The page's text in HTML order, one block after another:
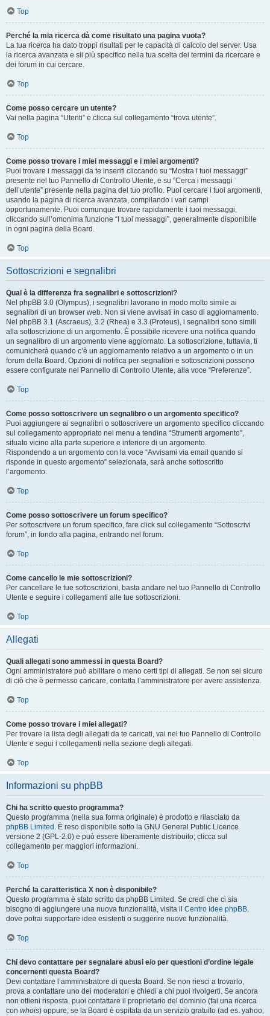
Top
Perché la mia ricerca dà come risultato una pagina vuota?
La tua ricerca ha dato troppi risultati per le capacità di calcolo del server. Usa
la ricerca avanzata e sii più specifico nella tua scelta dei termini da ricercare e
dei forum in cui cercare.
Top
Come posso cercare un utente?
Vai nella pagina “Utenti” e clicca sul collegamento “trova utente”.
Top
Come posso trovare i miei messaggi e i miei argomenti?
Puoi trovare i messaggi da te inseriti cliccando su “Mostra i tuoi messaggi”
presente nel tuo Pannello di Controllo Utente, e su “Cerca i messaggi
dell’utente” presente nella pagina del tuo profilo. Puoi cercare i tuoi argomenti,
usando la pagina di ricerca avanzata, compilando i vari campi
opportunamente. Puoi comunque trovare rapidamente i tuoi messaggi,
cliccando sull’omonima funzione “I tuoi messaggi”, generalmente disponibile
in ogni pagina della Board.
Top
Sottoscrizioni e segnalibri
Qual è la differenza fra segnalibri e sottoscrizioni?
Nel phpBB 3.0 (Olympus), i segnalibri lavorano in modo molto simile ai
segnalibri di un browser web. Non si viene avvisati in caso di aggiornamento.
Nel phpBB 3.1 (Ascraeus), 3.2 (Rhea) e 3.3 (Proteus), i segnalibri sono simili
alla sottoscrizione di un argomento. È possibile ricevere una notifica quando
un segnalibro di un argomento viene aggiornato. La sottoscrizione, tuttavia, ti
comunicherà quando c’è un aggiornamento relativo a un argomento o in un
forum della Board. Opzioni di notifica per segnalibri e sottoscrizioni possono
essere configurate nel Pannello di Controllo Utente, alla voce “Preferenze”.
Top
Come posso sottoscrivere un segnalibro o un argomento specifico?
Puoi aggiungere ai segnalibri o sottoscrivere un argomento specifico cliccando
sul collegamento appropriato nel menu a tendina “Strumenti argomento”,
situato vicino alla parte superiore e inferiore di un argomento.
Rispondendo a un argomento con la voce “Avvisami via email quando si
risponde in questo argomento” selezionata, sarà anche sottoscritto
l’argomento.
Top
Come posso sottoscrivere un forum specifico?
Per sottoscrivere un forum specifico, fare click sul collegamento “Sottoscrivi
forum”, in fondo alla pagina, entrando nel forum.
Top
Come cancello le mie sottoscrizioni?
Per cancellare le tue sottoscrizioni, basta andare nel tuo Pannello di Controllo
Utente e seguire i collegamenti alle tue sottoscrizioni.
Top
Allegati
Quali allegati sono ammessi in questa Board?
Ogni amministratore può abilitare o meno certi tipi di allegati. Se non sei sicuro
di ciò che è permesso caricare, contatta l’amministratore per avere assistenza.
Top
Come posso trovare i miei allegati?
Per trovare la lista degli allegati da te caricati, vai nel tuo Pannello di Controllo
Utente e segui i collegamenti nella sezione degli allegati.
Top
Informazioni su phpBB
Chi ha scritto questo programma?
Questo programma (nella sua forma originale) è prodotto e rilasciato da
phpBB Limited . È reso disponibile sotto la GNU General Public Licence
versione 2 (GPL-2.0) e può essere liberamente distribuito; clicca sul
collegamento per maggiori informazioni.
Top
Perché la caratteristica X non è disponibile?
Questo programma è stato scritto da phpBB Limited. Se credi che ci sia
bisogno di aggiungere una nuova funzionalità, visita il Centro Idee phpBB,
dove potrai supportare idee esistenti o suggerire nuove funzionalità.
Top
Chi devo contattare per segnalare abusi e/o per questioni d’ordine legale
concernenti questa Board?
Devi contattare l’amministratore di questa Board. Se non riesci a trovarlo,
prova a contattare uno dei moderatori e chiedi a chi puoi rivolgerti. Se ancora
non ottieni risposta, puoi contattare il proprietario del dominio (fai una ricerca
con whois) oppure, se la Board è ospitata da un servizio gratuito (ad es. yahoo,